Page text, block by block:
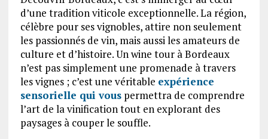
d’une tradition viticole exceptionnelle. La région,
célèbre pour ses vignobles, attire non seulement
les passionnés de vin, mais aussi les amateurs de
culture et d’histoire. Un wine tour à Bordeaux
n’est pas simplement une promenade à travers
les vignes ; c’est une véritable expérience
sensorielle qui vouspermettra de comprendre
l’art de la vinification tout en explorant des
paysages à couper le souffle.